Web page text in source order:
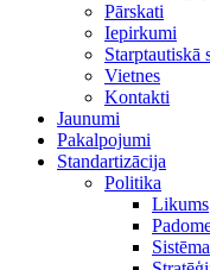
Pārskati
Iepirkumi
Starptautiskā
Vietnes
Kontakti
Jaunumi
Pakalpojumi
Standartizācija
Politika
Likums